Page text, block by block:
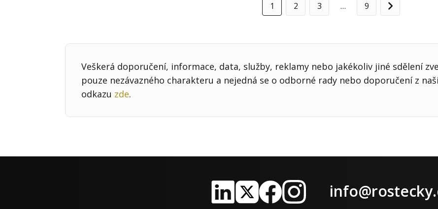
1 2 3 … 9
Další
Veškerá doporučení, informace, data, služby, reklamy nebo jakékoliv jiné sdělení
pouze nezávazného charakteru a nejedná se o odborné rady nebo doporučení z
odkazu zde.